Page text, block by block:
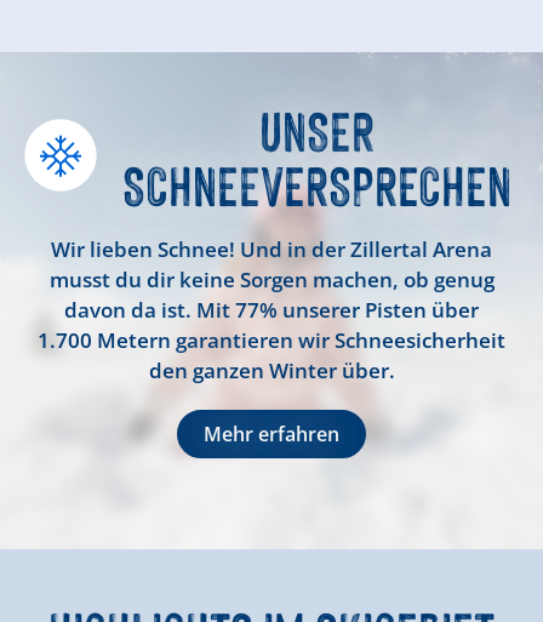
UNSER
SCHNEEVERSPRECHEN
Wir lieben Schnee! Und in der Zillertal Arena
musst du dir keine Sorgen machen, ob genug
davon da ist. Mit 77% unserer Pisten über
1.700 Metern garantieren wir Schneesicherheit
den ganzen Winter über.
Mehr erfahren